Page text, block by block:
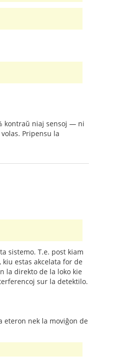
kontraŭ niaj sensoj — ni
Pripensu la
sistemo. T.e. post kiam
estas akcelata for de
la direkto de la loko kie
sur la detektilo.
eteron nek la moviĝon de